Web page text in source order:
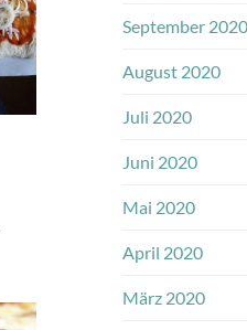
September 2020
August 2020
Juli 2020
Juni 2020
Mai 2020
April 2020
März 2020